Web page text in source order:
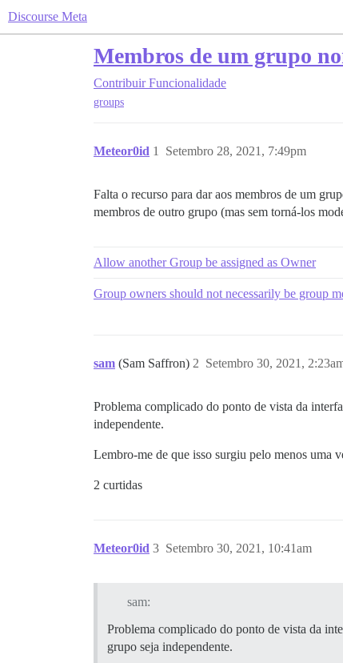
Discourse Meta
Membros de um grupo
Contribuir Funcionalidade
groups
Meteor0id Setembro 28, 2021, 7:49pm
1
Falta o recurso para dar aos membros de um
membros de outro grupo (mas sem torná-los
Allow another Group be assigned as Owner
Group owners should not necessarily be group
sam (Sam Saffron) Setembro 30, 2021,
2
Problema complicado do ponto de vista da
independente.
Lembro-me de que isso surgiu pelo menos uma
2 curtidas
Meteor0id Setembro 30, 2021, 10:41am
3
sam:
Problema complicado do ponto de vista da
grupo seja independente.